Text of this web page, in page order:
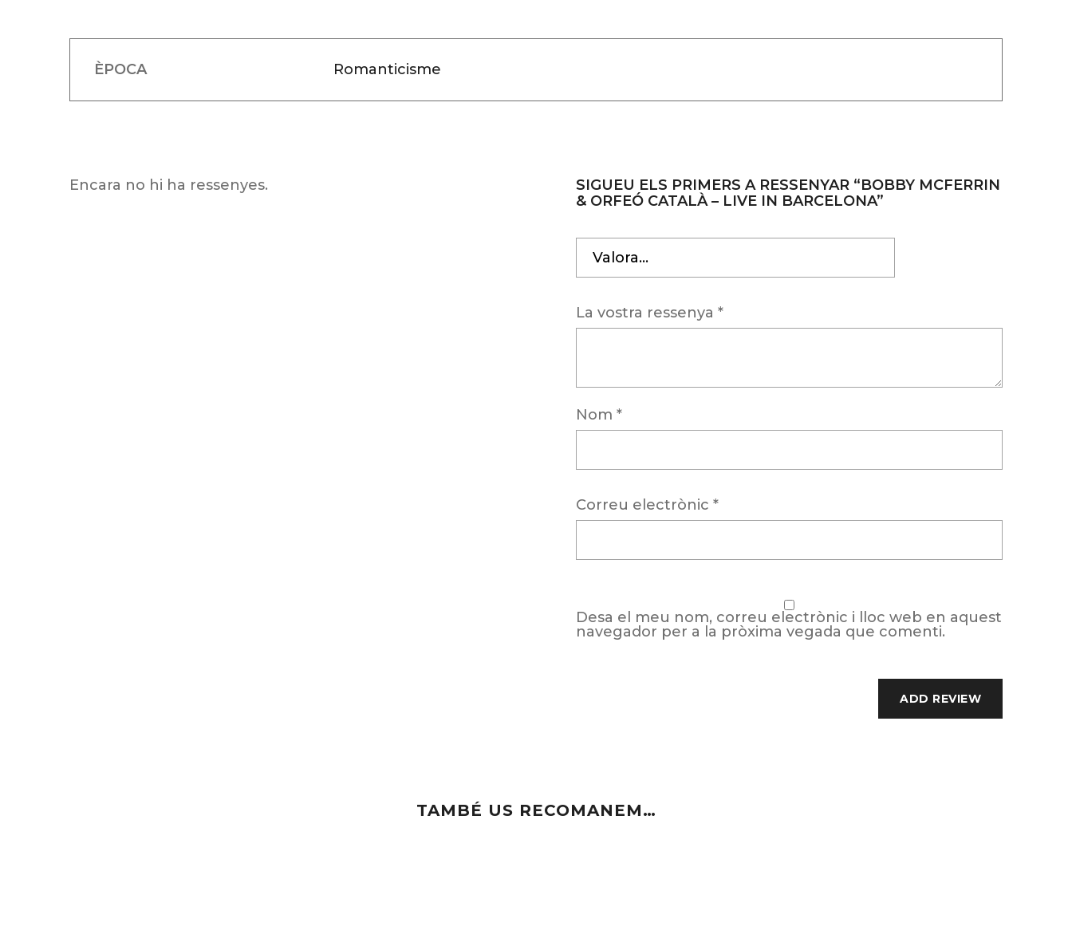
ÈPOCA Romanticisme
Encara no hi ha ressenyes.
SIGUEU ELS PRIMERS A RESSENYAR “BOBBY MCFERRIN
& ORFEÓ CATALÀ – LIVE IN BARCELONA”
La vostra ressenya *
Nom *
Correu electrònic *
Desa el meu nom, correu electrònic i lloc web en aquest
navegador per a la pròxima vegada que comenti.
TAMBÉ US RECOMANEM…